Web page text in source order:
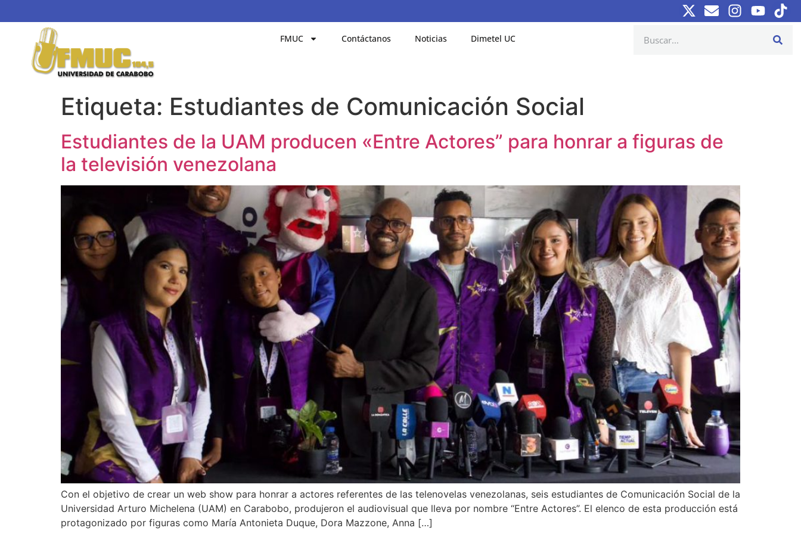
FMUC Contáctanos Noticias Dimetel UC
Etiqueta: Estudiantes de Comunicación Social
Estudiantes de la UAM producen «Entre Actores” para honrar a figuras de
la televisión venezolana
Con el objetivo de crear un web show para honrar a actores referentes de las telenovelas venezolanas, seis estudiantes de Comunicación Social de la
Universidad Arturo Michelena (UAM) en Carabobo, produjeron el audiovisual que lleva por nombre “Entre Actores”. El elenco de esta producción está
protagonizado por figuras como María Antonieta Duque, Dora Mazzone, Anna […]